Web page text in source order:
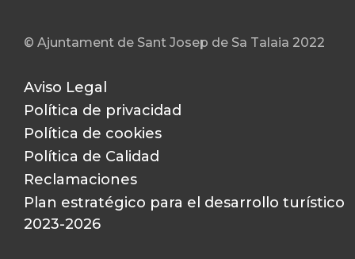
© Ajuntament de Sant Josep de Sa Talaia 2022
Aviso Legal
Política de privacidad
Política de cookies
Política de Calidad
Reclamaciones
Plan estratégico para el desarrollo turístico
2023-2026